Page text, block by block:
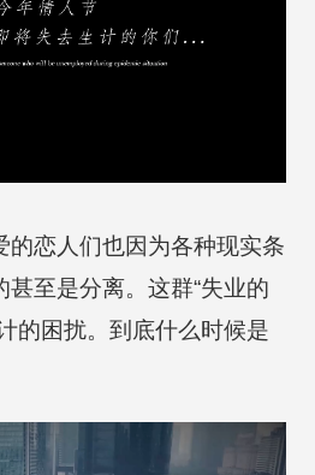
的恋人们也因为各种现实条
至是分离。这群“失业的
的困扰。到底什么时候是